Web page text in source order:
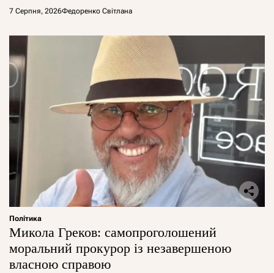
7 Серпня, 2026Федоренко Світлана
Політика
Микола Греков: самопроголошений
моральний прокурор із незавершеною
власною справою